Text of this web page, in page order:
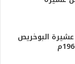
البوخريص